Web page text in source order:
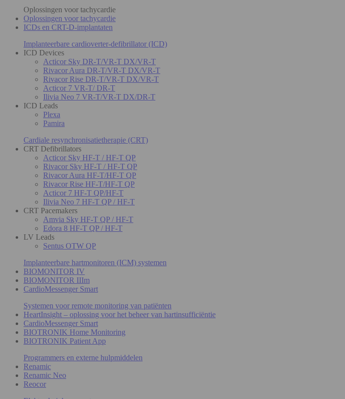
Oplossingen voor tachycardie
Oplossingen voor tachycardie
ICDs en CRT-D-implantaten
Implanteerbare cardioverter-defibrillator (ICD)
ICD Devices
Acticor Sky DR-T/VR-T DX/VR-T
Rivacor Aura DR-T/VR-T DX/VR-T
Rivacor Rise DR-T/VR-T DX/VR-T
Acticor 7 VR-T/ DR-T
Ilivia Neo 7 VR-T/VR-T DX/DR-T
ICD Leads
Plexa
Pamira
Cardiale resynchronisatietherapie (CRT)
CRT Defibrillators
Acticor Sky HF-T / HF-T QP
Rivacor Sky HF-T / HF-T QP
Rivacor Aura HF-T/HF-T QP
Rivacor Rise HF-T/HF-T QP
Acticor 7 HF-T QP/HF-T
Ilivia Neo 7 HF-T QP / HF-T
CRT Pacemakers
Amvia Sky HF-T QP / HF-T
Edora 8 HF-T QP / HF-T
LV Leads
Sentus OTW QP
Implanteerbare hartmonitoren (ICM) systemen
BIOMONITOR IV
BIOMONITOR IIIm
CardioMessenger Smart
Systemen voor remote monitoring van patiënten
HeartInsight – oplossing voor het beheer van hartinsufficiëntie
CardioMessenger Smart
BIOTRONIK Home Monitoring
BIOTRONIK Patient App
Programmers en externe hulpmiddelen
Renamic
Renamic Neo
Reocor